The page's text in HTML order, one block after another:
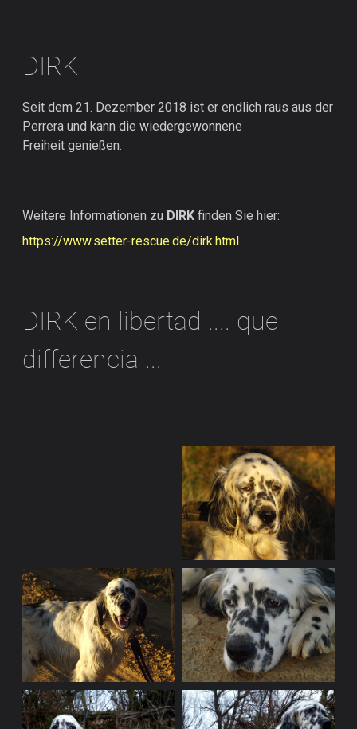
DIRK
Seit dem 21. Dezember 2018 ist er endlich raus aus der
Perrera und kann die wiedergewonnene
Freiheit genießen.
Weitere Informationen zu DIRKfinden Sie hier:
https://www.setter-rescue.de/dirk.html
DIRK en libertad .... que
differencia ...